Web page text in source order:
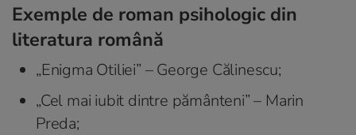
Exemple de roman psihologic din
literatura română
„Enigma Otiliei” – George Călinescu;
„Cel mai iubit dintre pământeni” – Marin
Preda;